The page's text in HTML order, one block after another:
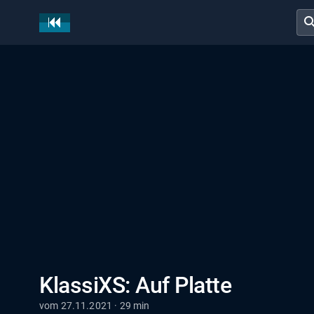
KlassiXS: Auf Platte
vom 27.11.2021 · 29 min